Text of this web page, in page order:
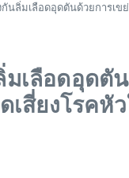
นลิ่มเลือดอุดตันด้วยการเขย่
เลือดอุดตั
เสี่ยงโรคหั